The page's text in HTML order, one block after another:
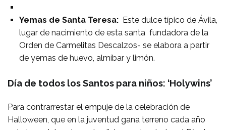
Yemas de Santa Teresa: Este dulce típico de Ávila,
lugar de nacimiento de esta santa fundadora de la
Orden de Carmelitas Descalzos- se elabora a partir
de yemas de huevo, almíbar y limón.
Día de todos los Santos para niños: ‘Holywins’
Para contrarrestar el empuje de la celebración de
Halloween, que en la juventud gana terreno cada año